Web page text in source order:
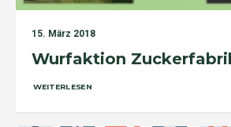
15. März 2018
Wurfaktion
WEITERLESEN